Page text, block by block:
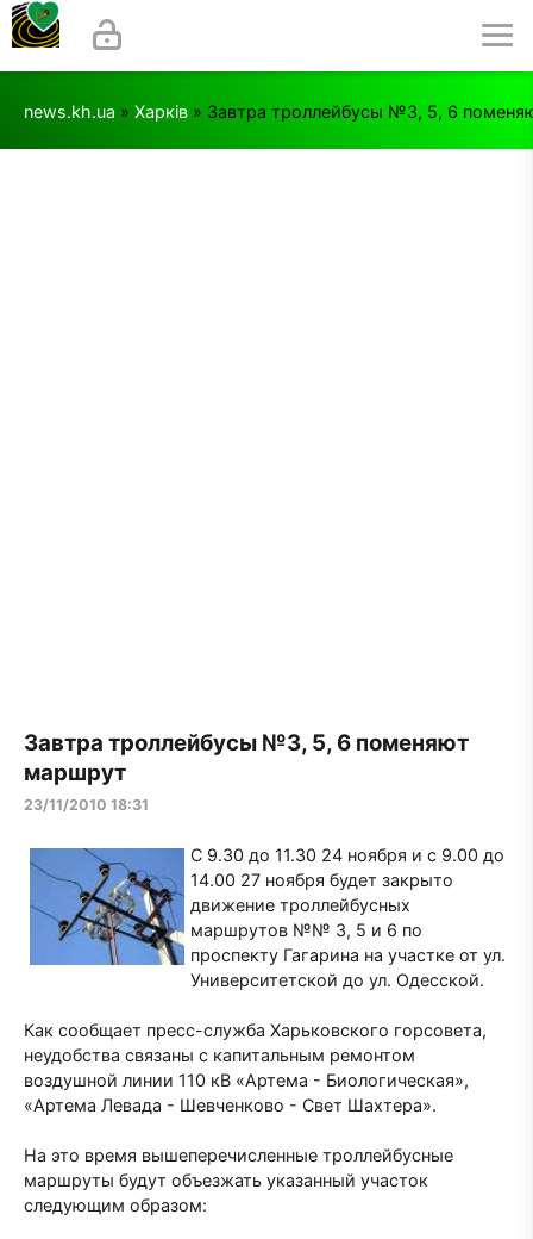
news.kh.ua » Харків » Завтра троллейбусы №3, 5, 6
Завтра троллейбусы №3, 5, 6 поменяют
маршрут
23/11/2010 18:31
С 9.30 до 11.30 24 ноября и с 9.00 до
14.00 27 ноября будет закрыто
движение троллейбусных
маршрутов №№ 3, 5 и 6 по
проспекту Гагарина на участке от ул.
Университетской до ул. Одесской.
Как сообщает пресс-служба Харьковского горсовета,
неудобства связаны с капитальным ремонтом
воздушной линии 110 кВ «Артема - Биологическая»,
«Артема Левада - Шевченково - Свет Шахтера».
На это время вышеперечисленные троллейбусные
маршруты будут объезжать указанный участок
следующим образом: